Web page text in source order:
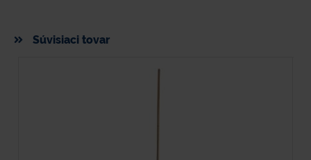
Súvisiaci tovar